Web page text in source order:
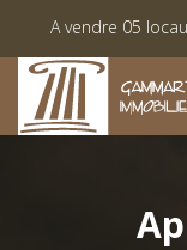
vendre 05 locaux
des lots viabilisés